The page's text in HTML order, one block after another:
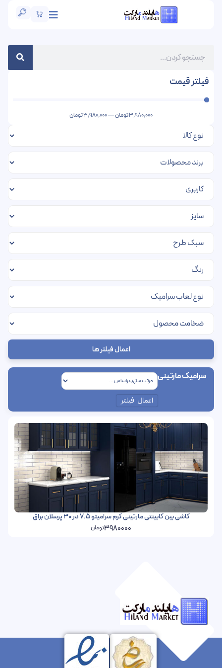
فیلتر قیمت
3,980,000تومان—
3,980,000تومان
اعمال فیلتر ها
سرامیک مارتینی
اعمال فیلتر
کاشی بین کابینتی مارتینی کرم سرامیتو 7.5 در 30 پرسلان براق
3980000تومان